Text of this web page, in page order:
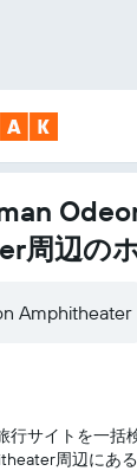
周辺の
Amphitheater
行サイトを一
周辺にあ